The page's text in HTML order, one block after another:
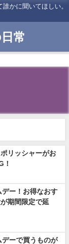
かに聞いてほしい。
常
リッシャーがお
！
デー！お得なおす
期間限定で延
デーで買うものが